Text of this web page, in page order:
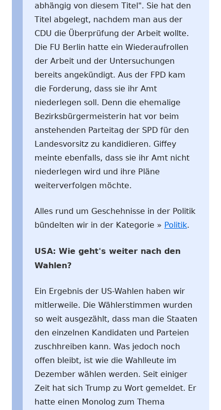
abhängig von diesem Titel". Sie hat den
Titel abgelegt, nachdem man aus der
CDU die Überprüfung der Arbeit wollte.
Die FU Berlin hatte ein Wiederaufrollen
der Arbeit und der Untersuchungen
bereits angekündigt. Aus der FPD kam
die Forderung, dass sie ihr Amt
niederlegen soll. Denn die ehemalige
Bezirksbürgermeisterin hat vor beim
anstehenden Parteitag der SPD für den
Landesvorsitz zu kandidieren. Giffey
meinte ebenfalls, dass sie ihr Amt nicht
niederlegen wird und ihre Pläne
weiterverfolgen möchte.
Alles rund um Geschehnisse in der Politik
bündelten wir in der Kategorie » Politik.
USA: Wie geht's weiter nach den
Wahlen?
Ein Ergebnis der US-Wahlen haben wir
mitlerweile. Die Wählerstimmen wurden
so weit ausgezählt, dass man die Staaten
den einzelnen Kandidaten und Parteien
zuschhreiben kann. Was jedoch noch
offen bleibt, ist wie die Wahlleute im
Dezember wählen werden. Seit einiger
Zeit hat sich Trump zu Wort gemeldet. Er
hatte einen Monolog zum Thema